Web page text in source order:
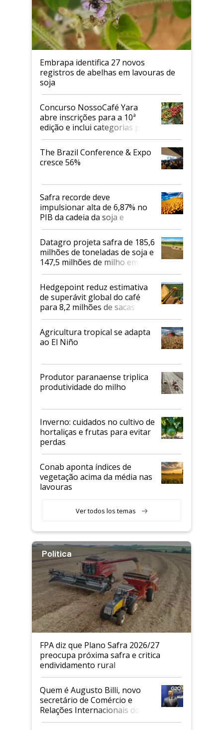
Embrapa identifica 27 novos
registros de abelhas em lavouras de
soja
Concurso NossoCafé Yara
abre inscrições para a 10ª
edição e inclui categorias para
cafés Canephora
The Brazil Conference & Expo
cresce 56%
Safra recorde deve
impulsionar alta de 6,87% no
PIB da cadeia da soja e
biodiesel em 2026
Datagro projeta safra de 185,6
milhões de toneladas de soja e
147,5 milhões de milho em
2026/27
Hedgepoint reduz estimativa
de superávit global do café
para 8,2 milhões de sacas
Agricultura tropical se adapta
ao El Niño
Produtor paranaense triplica
produtividade do milho
Inverno: cuidados no cultivo de
hortaliças e frutas para evitar
perdas
Conab aponta índices de
vegetação acima da média nas
lavouras
Ver todos los temas
Política
FPA diz que Plano Safra 2026/27
preocupa próxima safra e critica
endividamento rural
Quem é Augusto Billi, novo
secretário de Comércio e
Relações Internacionais do
Mapa